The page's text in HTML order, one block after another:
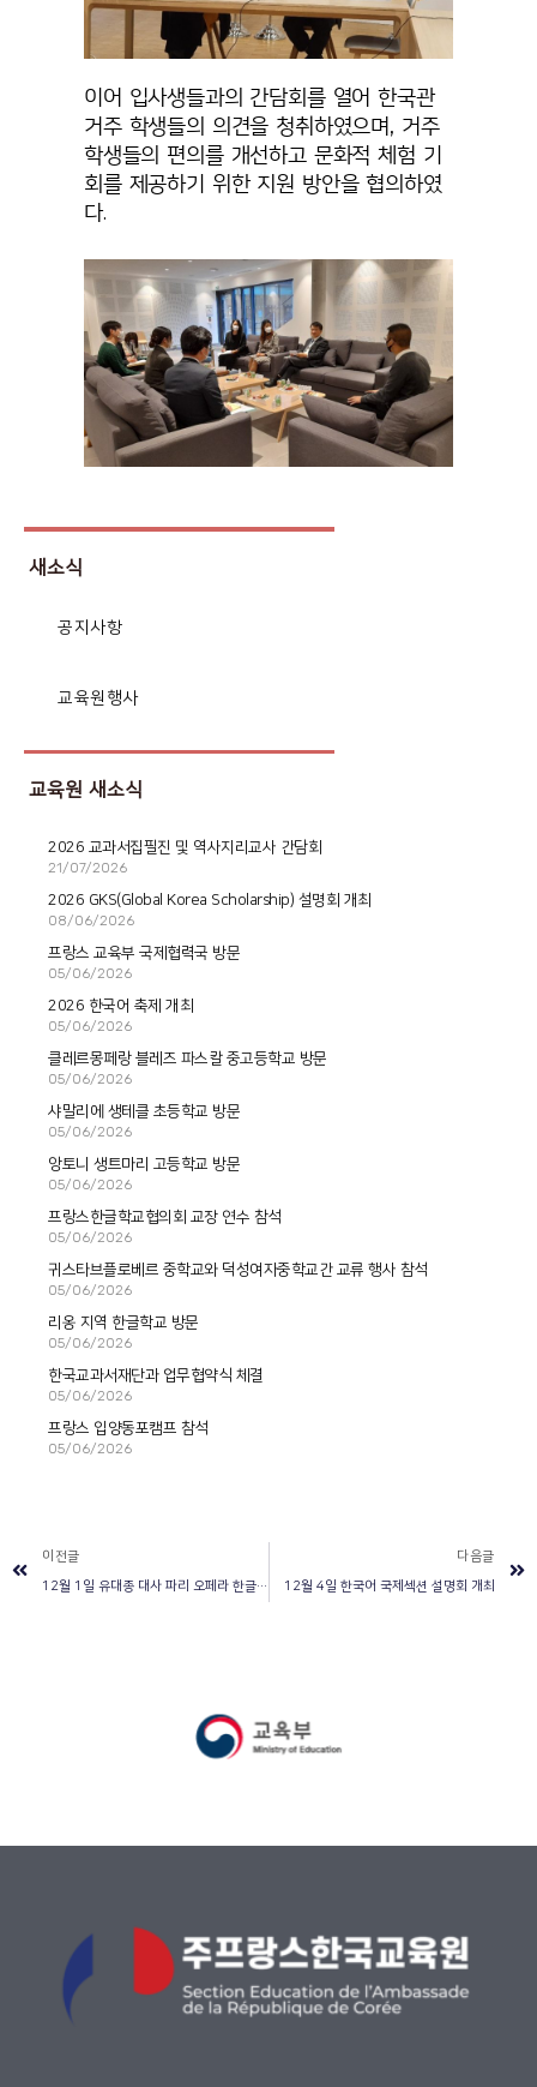
이어 입사생들과의 간담회를 열어 한국관
거주 학생들의 의견을 청취하였으며, 거주
학생들의 편의를 개선하고 문화적 체험 기
회를 제공하기 위한 지원 방안을 협의하였
다.
새소식
공지사항
교육원행사
교육원 새소식
2026 교과서집필진 및 역사지리교사 간담회
21/07/2026
2026 GKS(Global Korea Scholarship) 설명회 개최
08/06/2026
프랑스 교육부 국제협력국 방문
05/06/2026
2026 한국어 축제 개최
05/06/2026
클레르몽페랑 블레즈 파스칼 중고등학교 방문
05/06/2026
샤말리에 생테클 초등학교 방문
05/06/2026
앙토니 생트마리 고등학교 방문
05/06/2026
프랑스한글학교협의회 교장 연수 참석
05/06/2026
귀스타브플로베르 중학교와 덕성여자중학교간 교류 행사 참석
05/06/2026
리옹 지역 한글학교 방문
05/06/2026
한국교과서재단과 업무협약식 체결
05/06/2026
프랑스 입양동포캠프 참석
05/06/2026
이전글
12월 1일 유대종 대사 파리 오페라 한글학교와 아리솔 한글학교 방문 및 간담회
다음글
12월 4일 한국어 국제섹션 설명회 개최